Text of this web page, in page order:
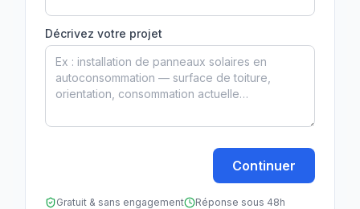
Décrivez votre projet
Continuer
Gratuit & sans engagement Réponse sous 48h